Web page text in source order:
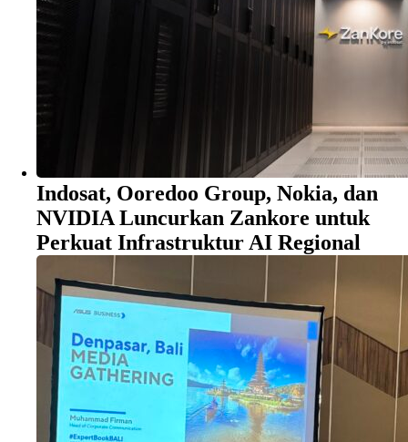
Indosat, Ooredoo Group, Nokia, dan
NVIDIA Luncurkan Zankore untuk
Perkuat Infrastruktur AI Regional